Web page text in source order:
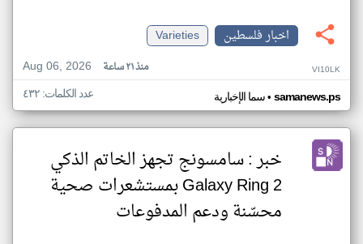
اخبار فلسطين
Varieties
Aug 06, 2026
منذ ٢١ ساعة VI10LK
سما الإخبارية• samanews.ps عدد الكلمات: ٤٣٢
خبر : سامسونج تجهز الخاتم الذكي
Galaxy Ring 2 بمستشعرات صحية
محسّنة ودعم المدفوعات